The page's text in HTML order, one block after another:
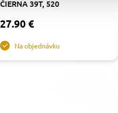
ČIERNA 39T, 520
27.90 €
Na objednávku